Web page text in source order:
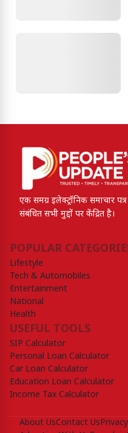
एक समग्र इलेक्ट्रॉनिक समाचार
संबंधित सभी मुद्दों पर केंद्रित है।
POPULAR
Lifestyle
Tech & Automobiles
Entertainment
National
Health
USEFUL TOOLS
SIP Calculator
Personal Loan Calculator
Car Loan Calculator
Education Loan Calculator
Income Tax Calculator
About UsContact Us